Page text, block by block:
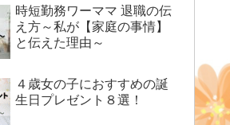
時短勤務ワーママ 退職の伝
え方～私が【家庭の事情】
と伝えた理由～
４歳女の子におすすめの誕
生日プレゼント８選！